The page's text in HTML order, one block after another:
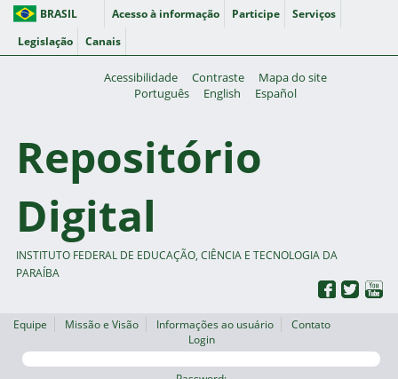
BRASIL Acesso à informação Participe
Serviços
Legislação
Canais
Acessibilidade Contraste
Mapa do site
Português
English Español
Repositório
Digital
INSTITUTO FEDERAL DE EDUCAÇÃO, CIÊNCIA E TECNOLOGIA DA
PARAÍBA
Equipe Missão e Visão Informações ao usuário
Contato
Login